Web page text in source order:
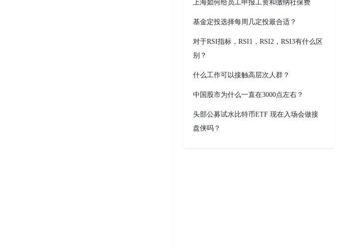
上海如何给员工申报工资和缴纳社保费
基金定投选择每周几定投最合适？
对于RSI指标，RSI1，RSI2，RSI3有什么区
别？
什么工作可以接触高层次人群？
中国股市为什么一直在3000点左右？
头部公募试水比特币ETF 现在入场会做接
盘侠吗？